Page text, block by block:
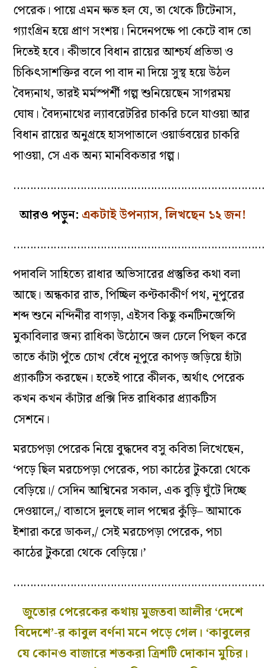
পেরেক। পায়ে এমন ক্ষত হল যে, তা থেকে টিটেনাস,
গ্যাংগ্রিন হয়ে প্রাণ সংশয়। নিদেনপক্ষে পা কেটে বাদ তো
দিতেই হবে। কীভাবে বিধান রায়ের আশ্চর্য প্রতিভা ও
চিকিৎসাশক্তির বলে পা বাদ না দিয়ে সুস্থ হয়ে উঠল
বৈদ্যনাথ, তারই মর্মস্পর্শী গল্প শুনিয়েছেন সাগরময়
ঘোষ। বৈদ্যনাথের ল্যাবরেটরির চাকরি চলে যাওয়া আর
বিধান রায়ের অনুগ্রহে হাসপাতালে ওয়ার্ডবয়ের চাকরি
পাওয়া, সে এক অন্য মানবিকতার গল্প।
আরও পড়ুন: একটাই উপন্যাস, লিখছেন ১২ জন!
পদাবলি সাহিত্যে রাধার অভিসারের প্রস্তুতির কথা বলা
আছে। অন্ধকার রাত, পিচ্ছিল কণ্টকাকীর্ণ পথ, নূপুরের
শব্দ শুনে নন্দিনীর বাগড়া, এইসব কিছু কনটিনজেন্সি
মুকাবিলার জন্য রাধিকা উঠোনে জল ঢেলে পিছল করে
তাতে কাঁটা পুঁতে চোখ বেঁধে নূপুরে কাপড় জড়িয়ে হাঁটা
প্র্যাকটিস করছেন। হতেই পারে কীলক, অর্থাৎ পেরেক
কখন কখন কাঁটার প্রক্সি দিত রাধিকার প্র্যাকটিস
সেশনে।
মরচেপড়া পেরেক নিয়ে বুদ্ধদেব বসু কবিতা লিখেছেন,
‘পড়ে ছিল মরচেপড়া পেরেক, পচা কাঠের টুকরো থেকে
বেড়িয়ে।/ সেদিন আশ্বিনের সকাল, এক বুড়ি ঘুঁটে দিচ্ছে
দেওয়ালে,/ বাতাসে দুলছে লাল পদ্মের কুঁড়ি– আমাকে
ইশারা করে ডাকল,/ সেই মরচেপড়া পেরেক, পচা
কাঠের টুকরো থেকে বেড়িয়ে।’
জুতোর পেরেকের কথায় মুজতবা আলীর ‘দেশে
বিদেশে’-র কাবুল বর্ণনা মনে পড়ে গেল। ‘কাবুলের
যে কোনও বাজারে শতকরা ত্রিশটি দোকান মুচির।